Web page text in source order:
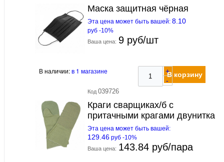
Маска защитная чёрная
Эта цена может быть вашей: 8.10
руб -10%
Ваша цена: 9 руб/шт
В наличии:в 1 магазине
+
-
В корзину
Код 039726
Краги сварщиках/б с
притачными крагами двунитка
Эта цена может быть вашей:
129.46 руб -10%
Ваша цена: 143.84 руб/пара